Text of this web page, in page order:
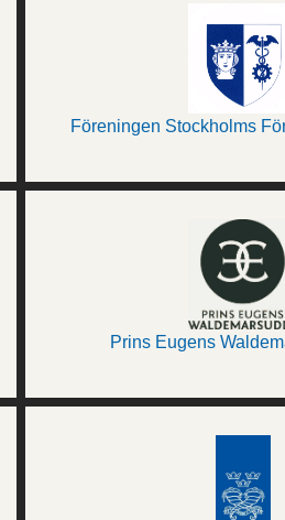
Föreningen Stockholms
Prins Eugens